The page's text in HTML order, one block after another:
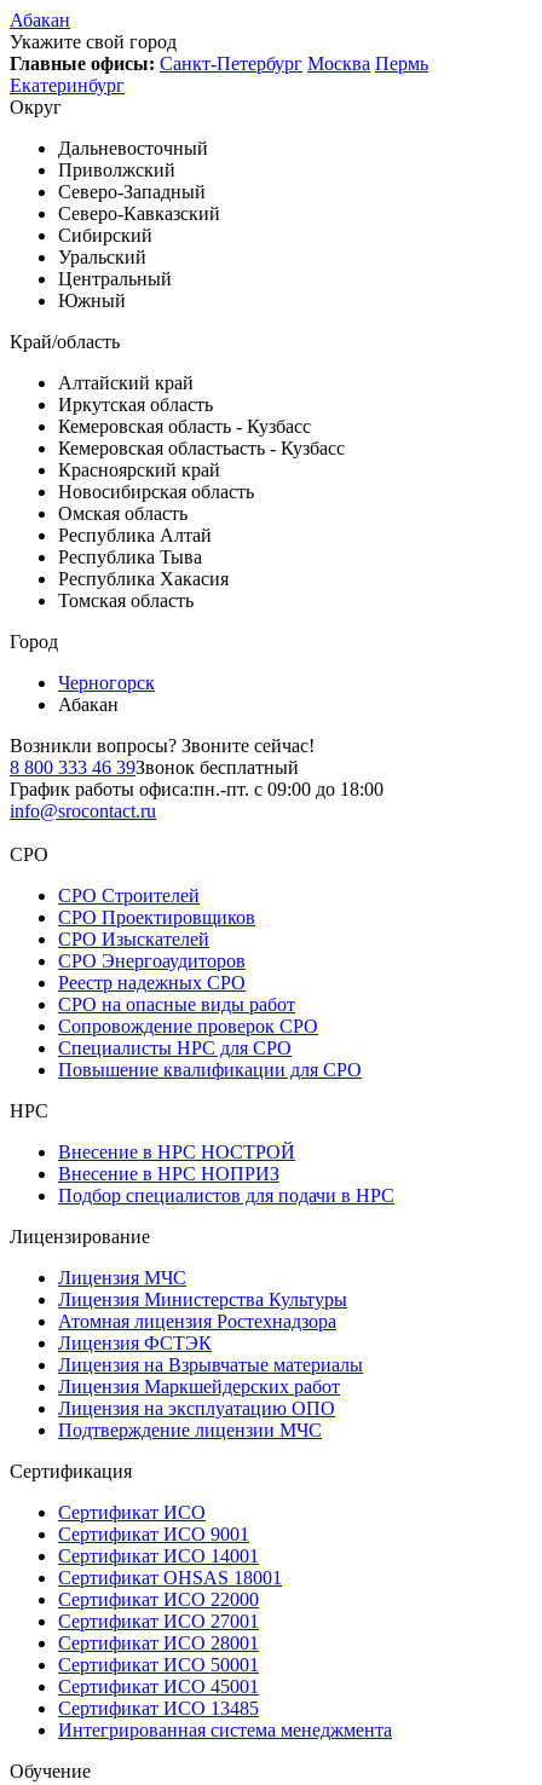
Абакан
Укажите свой город
Главные офисы: Санкт-Петербург Москва Пермь
Екатеринбург
Округ
Дальневосточный
Приволжский
Северо-Западный
Северо-Кавказский
Сибирский
Уральский
Центральный
Южный
Край/область
Алтайский край
Иркутская область
Кемеровская область - Кузбасс
Кемеровская областьасть - Кузбасс
Красноярский край
Новосибирская область
Омская область
Республика Алтай
Республика Тыва
Республика Хакасия
Томская область
Город
Черногорск
Абакан
Возникли вопросы? Звоните сейчас!
8 800 333 46 39Звонок бесплатный
График работы офиса:пн.-пт. с 09:00 до 18:00
info@srocontact.ru
СРО
СРО Строителей
СРО Проектировщиков
СРО Изыскателей
СРО Энергоаудиторов
Реестр надежных СРО
СРО на опасные виды работ
Сопровождение проверок СРО
Специалисты НРС для СРО
Повышение квалификации для СРО
НРС
Внесение в НРС НОСТРОЙ
Внесение в НРС НОПРИЗ
Подбор специалистов для подачи в НРС
Лицензирование
Лицензия МЧС
Лицензия Министерства Культуры
Атомная лицензия Ростехнадзора
Лицензия ФСТЭК
Лицензия на Взрывчатые материалы
Лицензия Маркшейдерских работ
Лицензия на эксплуатацию ОПО
Подтверждение лицензии МЧС
Сертификация
Сертификат ИСО
Сертификат ИСО 9001
Сертификат ИСО 14001
Сертификат OHSAS 18001
Сертификат ИСО 22000
Сертификат ИСО 27001
Сертификат ИСО 28001
Сертификат ИСО 50001
Сертификат ИСО 45001
Сертификат ИСО 13485
Интегрированная система менеджмента
Обучение